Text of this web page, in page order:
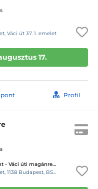
Váci út 37. 1. emelet
17.
Profil
Budai Egészségközpont - Váci úti magánrendelők
BSR Center, Váci út 135-139.